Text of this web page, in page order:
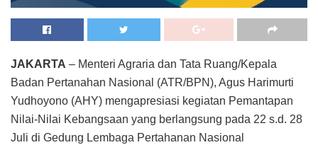
JAKARTA – Menteri Agraria dan Tata Ruang/Kepala
Badan Pertanahan Nasional (ATR/BPN), Agus Harimurti
Yudhoyono (AHY) mengapresiasi kegiatan Pemantapan
Nilai-Nilai Kebangsaan yang berlangsung pada 22 s.d. 28
Juli di Gedung Lembaga Pertahanan Nasional